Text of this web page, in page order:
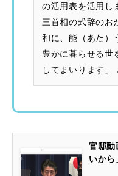
の活用表を活用し
三首相の式辞のお
和に、能（あた）
豊かに暮らせる世
してまいります」
官邸動
いから